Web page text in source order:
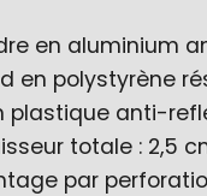
en aluminium
en polystyrène
plastique anti-
totale : 2,5
par